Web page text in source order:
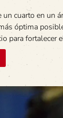
un cuarto en un
óptima
para fortalecer